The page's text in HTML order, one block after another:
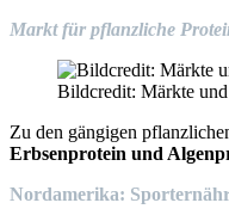
Markt für pflanzliche
Bildcredit: Märkte
Zu den gängigen
Erbsenprotein und
Nordamerika: